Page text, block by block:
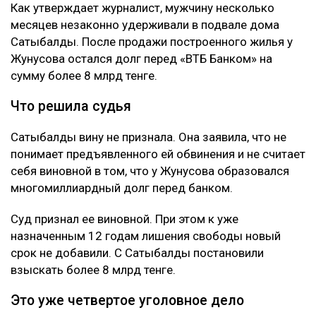
Как утверждает журналист, мужчину несколько
месяцев незаконно удерживали в подвале дома
Сатыбалды. После продажи построенного жилья у
Жунусова остался долг перед «ВТБ Банком» на
сумму более 8 млрд тенге.
Что решила судья
Сатыбалды вину не признала. Она заявила, что не
понимает предъявленного ей обвинения и не считает
себя виновной в том, что у Жунусова образовался
многомиллиардный долг перед банком.
Суд признал ее виновной. При этом к уже
назначенным 12 годам лишения свободы новый
срок не добавили. С Сатыбалды постановили
взыскать более 8 млрд тенге.
Это уже четвертое уголовное дело